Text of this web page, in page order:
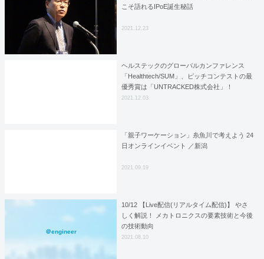
こそ語れるIPoE誕生秘話
2021.12.23
ヘルステックのグローバルカンファレンス
「Healthtech/SUM」、ピッチコンテストの最
優秀賞は「UNTRACKED株式会社」！
2021.12.03
「親子ワーケーション」糸魚川で考えよう 24
日オンラインイベント ／新潟
2021.09.19
＠engineer
10/12 【Live配信(リアルタイム配信)】 やさ
しく解説！ メカトロニクスの要素技術と今後
の技術動向
2021.08.10